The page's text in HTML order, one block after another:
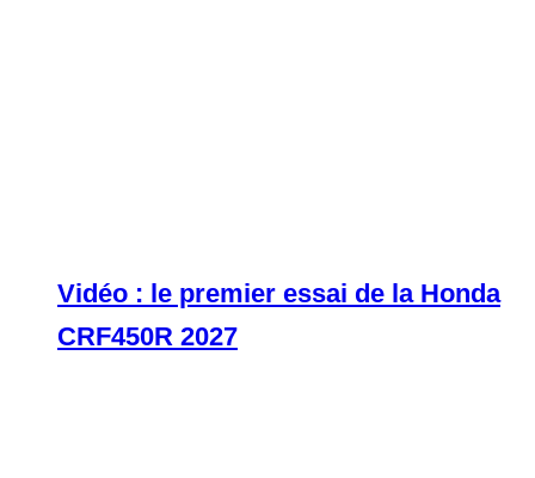
Vidéo : le premier essai de la Honda
CRF450R 2027